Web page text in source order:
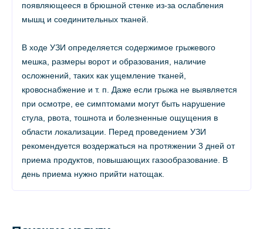
появляющееся в брюшной стенке из-за ослабления
мышц и соединительных тканей.
В ходе УЗИ определяется содержимое грыжевого
мешка, размеры ворот и образования, наличие
осложнений, таких как ущемление тканей,
кровоснабжение и т. п. Даже если грыжа не выявляется
при осмотре, ее симптомами могут быть нарушение
стула, рвота, тошнота и болезненные ощущения в
области локализации. Перед проведением УЗИ
рекомендуется воздержаться на протяжении 3 дней от
приема продуктов, повышающих газообразование. В
день приема нужно прийти натощак.